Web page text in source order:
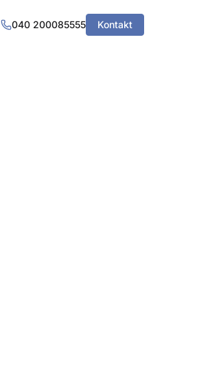
040 200085555 Kontakt